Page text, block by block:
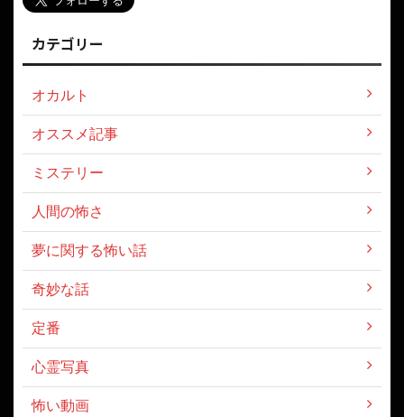
カテゴリー
オカルト
オススメ記事
ミステリー
人間の怖さ
夢に関する怖い話
奇妙な話
定番
心霊写真
怖い動画